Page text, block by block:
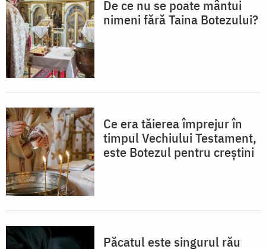
De ce nu se poate mântui
nimeni fără Taina Botezului?
Ce era tăierea împrejur în
timpul Vechiului Testament,
este Botezul pentru creștini
Păcatul este singurul rău